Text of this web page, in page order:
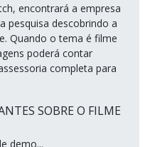
encontrará a empresa
pesquisa descobrindo a
Quando o tema é filme
poderá contar
completa para
SOBRE O FILME
demo...